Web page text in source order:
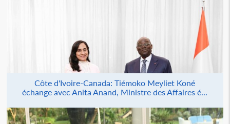
Côte d'Ivoire-Canada: Tiémoko Meyliet Koné
échange avec Anita Anand, Ministre des Affaires é...